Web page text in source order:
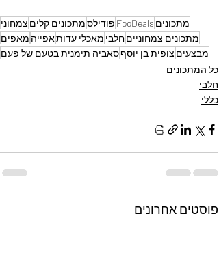
מתכונים FooDeals פודילסמתכונים קלים צמחוני
מתכונים צמחונייםחלבי מאכלי עדותאפייה מאפים
מבצעים צופית בן יוסףסאביה תימנית בטעם של פעם
כל המתכונים
חלבי
כללי
פוסטים אחרונים